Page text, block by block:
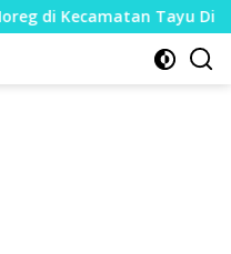
Tayu Dilarang